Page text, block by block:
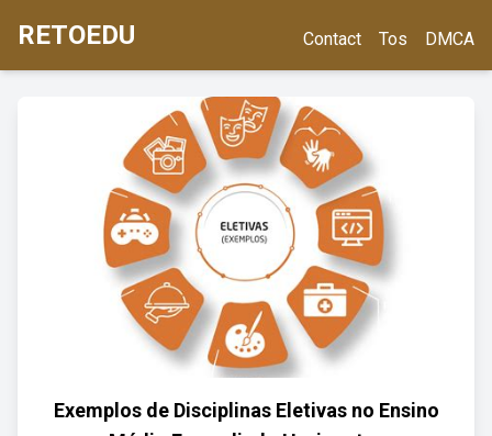
RETOEDU Contact Tos DMCA
Exemplos de Disciplinas Eletivas no Ensino